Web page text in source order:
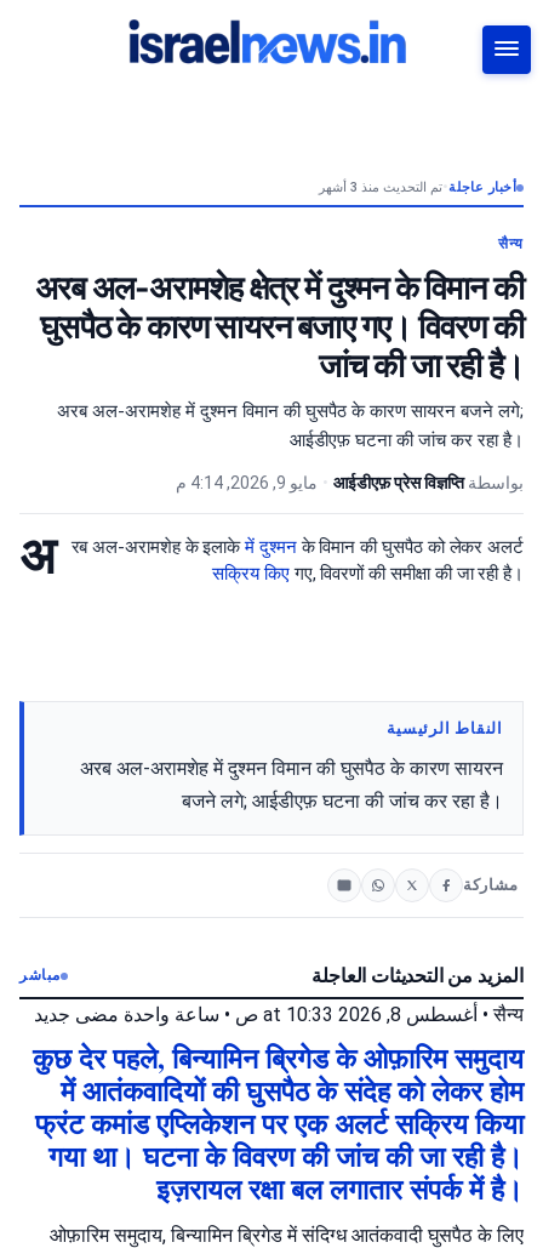
أخبار عاجلة•تم التحديث منذ 3 أشهر
सैन्य
अरब अल-अरामशेह क्षेत्र में दुश्मन के विमान की
घुसपैठ के कारण सायरन बजाए गए। विवरण की
जांच की जा रही है।
अरब अल-अरामशेह में दुश्मन विमान की घुसपैठ के कारण सायरन बजने लगे;
आईडीएफ़ घटना की जांच कर रहा है।
بواسطةआईडीएफ़ प्रेस विज्ञप्ति
• مايو 9, 2026, 4:14 م
अ रब अल-अरामशेह के इलाकेमें दुश्मनके विमान की घुसपैठ को लेकर अलर्ट
सक्रिय किएगए, विवरणों की समीक्षा की जा रही है।
النقاط الرئيسية
अरब अल-अरामशेह में दुश्मन विमान की घुसपैठ के कारण सायरन
बजने लगे; आईडीएफ़ घटना की जांच कर रहा है।
مشاركة
المزيد من التحديثات العاجلة مباشر
सैन्य
• أغسطس 8, 2026 at 10:33 ص • ساعة واحدة مضى جديد
कुछ देर पहले, बिन्यामिन ब्रिगेड के ओफ़ारिम समुदाय
में आतंकवादियों की घुसपैठ के संदेह को लेकर होम
फ्रंट कमांड एप्लिकेशन पर एक अलर्ट सक्रिय किया
गया था। घटना के विवरण की जांच की जा रही है।
इज़रायल रक्षा बल लगातार संपर्क में है।
ओफ़ारिम समुदाय, बिन्यामिन ब्रिगेड में संदिग्ध आतंकवादी घुसपैठ के लिए